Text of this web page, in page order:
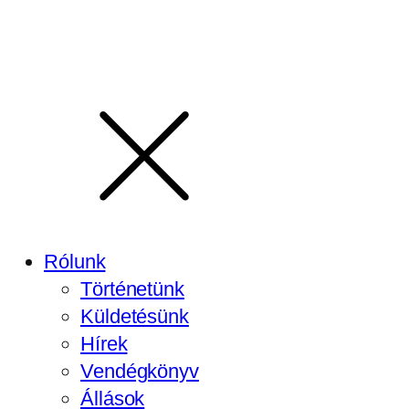
Rólunk
Történetünk
Küldetésünk
Hírek
Vendégkönyv
Állások